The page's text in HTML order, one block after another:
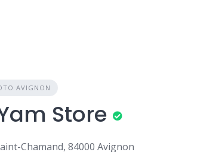
AVIGNON
Store
Chamand, 84000 Avignon